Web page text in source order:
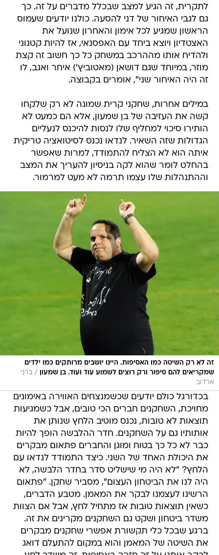
לתקרית, זה הגיע למצב שבכלל מדברים על זה. כך
גם לגבי האיחור של דני להסעה. כולנו יודעים שעמוס
הראשון שמגיע לכל אימון והאחרון שנועל את
האצטדיון ויוצא ביחד עם האפסנאי, אז להיות קטנוני
ולהדיח אותו מההרכב במשחק כל כך חשוב זה קצת
מוזר, במיוחד שגם דושאן (מאטוביץ') איחר ואגב, לו
זה היה האיחור שני", אומרים בקבוצה.
במילים אחרות, שחקני קרית שמונה לא רק שלקחו
קשה את העזיבה של בן שמעון, אלא הם כמעט לא
הותירו סיכוי למחליף שלו לנסות להיכנס לנעליים
הגדולות שזה השאיר. לנדאו נכנס לסיטואציה טריקית
איתה הוא לא הצליח להתמודד, למרות שאפשר
בהחלט לומר שהוא לקה בניסיון להעריך את המצב
וההתנהלות שלו עצמו תרמה לא מעט למרמור.
זה לא רק השיטה כמו האסיפות. היינו יושבים מרותקים כמו ילדים
שמקריאים להם סיפור ורק רוצים לשמוע עוד ועוד. בן שמעון
/ ברני
ארדוב
בכדורגל כולם יודעים שכשמנצחים האווירה באימונים
מחויכת, השחקנים חברים הכי טובים, אבל כשמגיעות
תוצאות לא טובות, נכנס מוטיב הלחץ שנותן את
אותותיו גם על השחקנים. חדר ההלבשה הופך להיות
כבר לא כל כך בטוח ומוגן והחברים פתאום מבקרים
את היכולת האחד של השני. כיצד התמודד לנדאו עם
הלחץ? "לא היה מי שישליט סדר בחדר הלבשה, לא
היה לנו את הביטחון העצום", מסביר שחקן. "פתאום
הרשינו לעצמנו לבקר את המאמן. מטבע הדברים,
כשאין תוצאות טובות אז מתחיל לחץ, אבל אם הצוות
משדר ביטחון ושקט גם השחקנים מקרינים את זה.
ברגע שבכל כלי תקשורת אפשרי שחקנים מבקרים
את השיטה של המאמן והוא במקום להתעלם דואג